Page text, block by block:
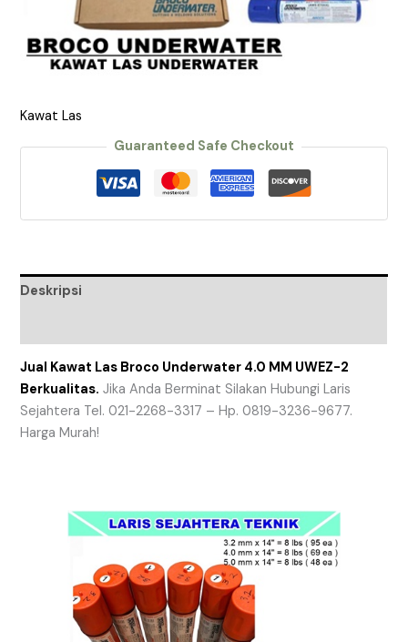
Kawat Las
Guaranteed Safe Checkout
Deskripsi
Jual Kawat Las Broco Underwater 4.0 MM UWEZ-2
Berkualitas. Jika Anda Berminat Silakan Hubungi Laris
Sejahtera Tel. 021-2268-3317 – Hp. 0819-3236-9677.
Harga Murah!